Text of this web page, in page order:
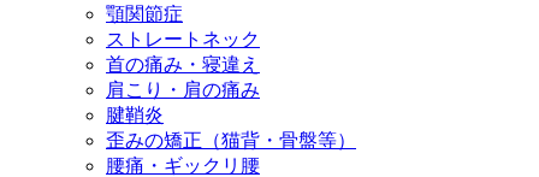
顎関節症
ストレートネック
首の痛み・寝違え
肩こり・肩の痛み
腱鞘炎
歪みの矯正（猫背・骨盤等）
腰痛・ギックリ腰